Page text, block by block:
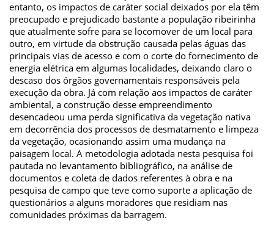
entanto, os impactos de caráter social deixados por ela têm
preocupado e prejudicado bastante a população ribeirinha
que atualmente sofre para se locomover de um local para
outro, em virtude da obstrução causada pelas águas das
principais vias de acesso e com o corte do fornecimento de
energia elétrica em algumas localidades, deixando claro o
descaso dos órgãos governamentais responsáveis pela
execução da obra. Já com relação aos impactos de caráter
ambiental, a construção desse empreendimento
desencadeou uma perda significativa da vegetação nativa
em decorrência dos processos de desmatamento e limpeza
da vegetação, ocasionando assim uma mudança na
paisagem local. A metodologia adotada nesta pesquisa foi
pautada no levantamento bibliográfico, na análise de
documentos e coleta de dados referentes à obra e na
pesquisa de campo que teve como suporte a aplicação de
questionários a alguns moradores que residiam nas
comunidades próximas da barragem.